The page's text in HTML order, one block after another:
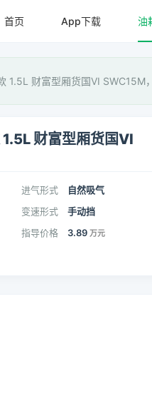
首页 App下载 油
1.5L 财富型厢货国VI SWC15M
财富型厢货国VI
进气形式
自然吸气
变速形式
手动挡
指导价格 3.89 万元